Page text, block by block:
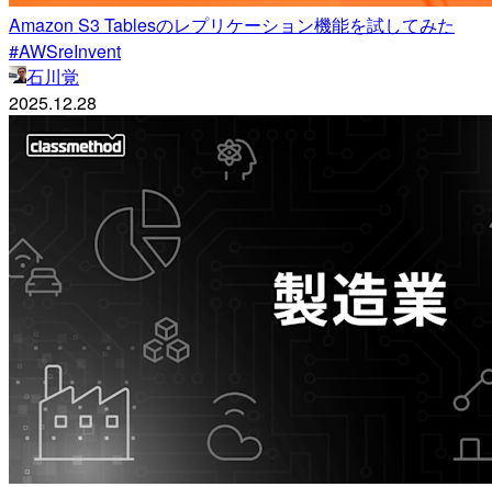
Amazon S3 Tablesのレプリケーション機能を試してみた
#AWSreInvent
石川覚
2025.12.28